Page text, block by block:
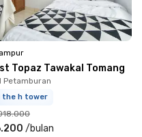
Topaz Tawakal Tomang
Petamburan
the h tower
/bulan